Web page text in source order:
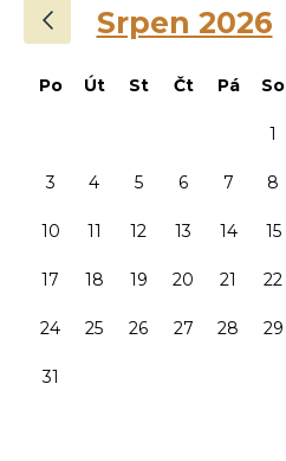
Srpen 2026
Po Út St Čt Pá So
1
3 4 5 6 7 8
10 11 12 13 14 15
17 18 19 20 21 22
24 25 26 27 28 29
31